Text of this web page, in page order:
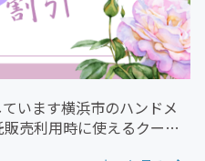
います横浜市のハンドメ
売利用時に使えるクーポ